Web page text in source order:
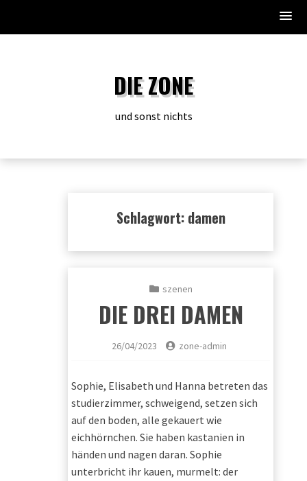
DIE ZONE
und sonst nichts
Schlagwort: damen
szenen
DIE DREI DAMEN
26/04/2023 zone-admin
Sophie, Elisabeth und Hanna betreten das
studierzimmer, schweigend, setzen sich
auf den boden, alle gekauert wie
eichhörnchen. Sie haben kastanien in
händen und nagen daran. Sophie
unterbricht ihr kauen, murmelt: der